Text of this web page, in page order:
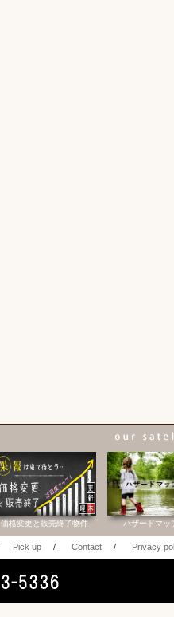
価格変更と販売終了物件 ハザードマッ
Pick up / Contact / Privacy